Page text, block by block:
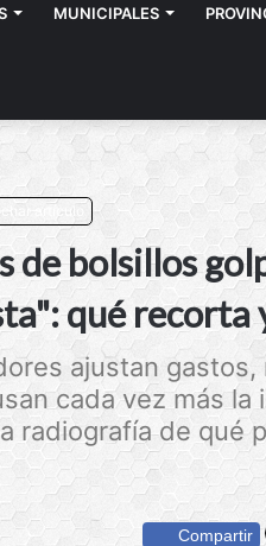
MUNICIPALES
artículo
de bolsillos
qué recorta
ajustan
cada vez más
radiografía de qué
Compartir